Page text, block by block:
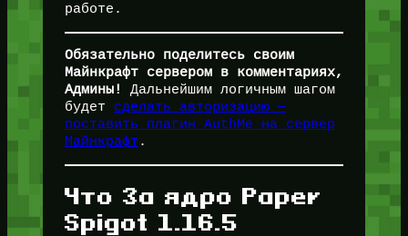
работе.
Обязательно поделитесь своим
Майнкрафт сервером в комментариях,
Админы!
Дальнейшим логичным шагом
будет сделать авторизацию —
поставить плагин AuthMe на сервер
Майнкрафт .
Что За ядро Paper
Spigot 1.16.5